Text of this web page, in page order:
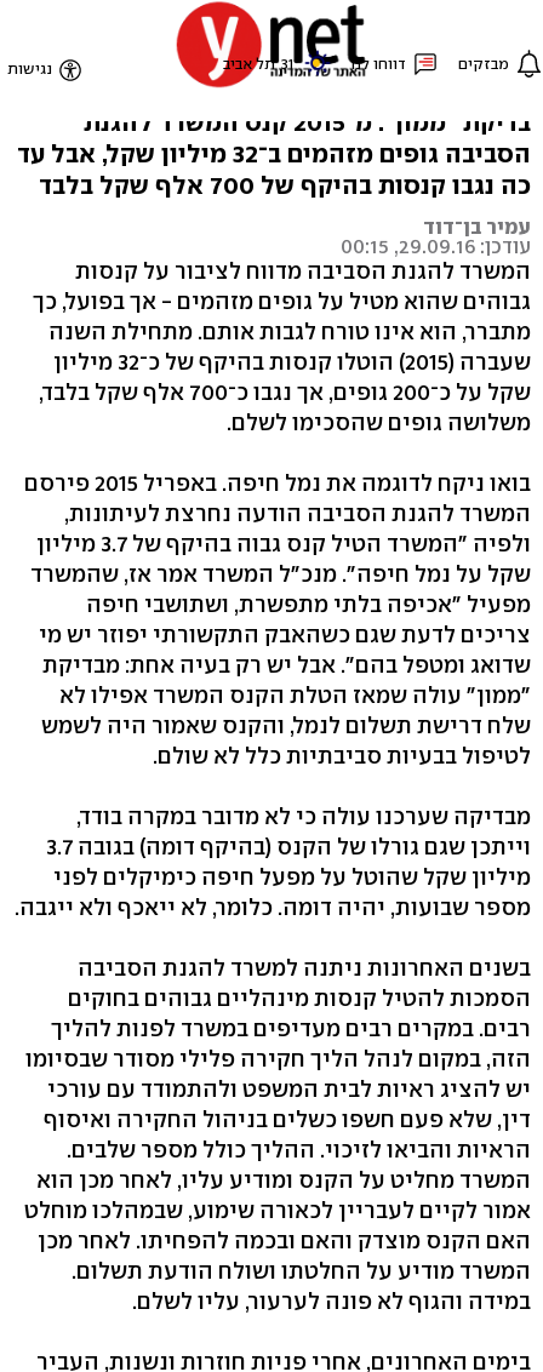
המפעלים מזהמים, מקבלים
קנסות, אבל לא משלמים
בדיקת "ממון": מ־2015 קנס המשרד להגנת
הסביבה גופים מזהמים ב־32 מיליון שקל, אבל עד
כה נגבו קנסות בהיקף של 700 אלף שקל בלבד
עמיר בן־דוד
עודכן: 29.09.16, 00:15
המשרד להגנת הסביבה מדווח לציבור על קנסות
גבוהים שהוא מטיל על גופים מזהמים - אך בפועל, כך
מתברר, הוא אינו טורח לגבות אותם. מתחילת השנה
שעברה (2015) הוטלו קנסות בהיקף של כ־32 מיליון
שקל על כ־200 גופים, אך נגבו כ־700 אלף שקל בלבד,
משלושה גופים שהסכימו לשלם.
בואו ניקח לדוגמה את נמל חיפה. באפריל 2015 פירסם
המשרד להגנת הסביבה הודעה נחרצת לעיתונות,
ולפיה "המשרד הטיל קנס גבוה בהיקף של 3.7 מיליון
שקל על נמל חיפה". מנכ"ל המשרד אמר אז, שהמשרד
מפעיל "אכיפה בלתי מתפשרת, ושתושבי חיפה
צריכים לדעת שגם כשהאבק התקשורתי יפוזר יש מי
שדואג ומטפל בהם". אבל יש רק בעיה אחת: מבדיקת
"ממון" עולה שמאז הטלת הקנס המשרד אפילו לא
שלח דרישת תשלום לנמל, והקנס שאמור היה לשמש
לטיפול בבעיות סביבתיות כלל לא שולם.
מבדיקה שערכנו עולה כי לא מדובר במקרה בודד,
וייתכן שגם גורלו של הקנס (בהיקף דומה) בגובה 3.7
מיליון שקל שהוטל על מפעל חיפה כימיקלים לפני
מספר שבועות, יהיה דומה. כלומר, לא ייאכף ולא ייגבה.
בשנים האחרונות ניתנה למשרד להגנת הסביבה
הסמכות להטיל קנסות מינהליים גבוהים בחוקים
רבים. במקרים רבים מעדיפים במשרד לפנות להליך
הזה, במקום לנהל הליך חקירה פלילי מסודר שבסיומו
יש להציג ראיות לבית המשפט ולהתמודד עם עורכי
דין, שלא פעם חשפו כשלים בניהול החקירה ואיסוף
הראיות והביאו לזיכוי. ההליך כולל מספר שלבים.
המשרד מחליט על הקנס ומודיע עליו, לאחר מכן הוא
אמור לקיים לעבריין לכאורה שימוע, שבמהלכו מוחלט
האם הקנס מוצדק והאם ובכמה להפחיתו. לאחר מכן
המשרד מודיע על החלטתו ושולח הודעת תשלום.
במידה והגוף לא פונה לערעור, עליו לשלם.
בימים האחרונים, אחרי פניות חוזרות ונשנות, העביר